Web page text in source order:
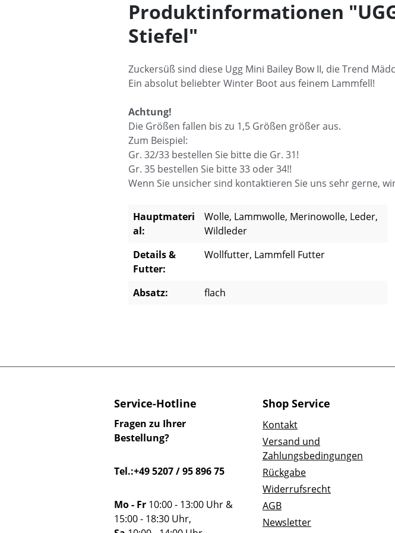
Produktinformationen
Stiefel"
Zuckersüß sind diese Ugg Mini Bailey Bow II, die Trend
Ein absolut beliebter Winter Boot aus feinem Lammfell!
Achtung!
Die Größen fallen bis zu 1,5 Größen größer aus.
Zum Beispiel:
Gr. 32/33 bestellen Sie bitte die Gr. 31!
Gr. 35 bestellen Sie bitte 33 oder 34!!
Wenn Sie unsicher sind kontaktieren Sie uns sehr gerne,
Hauptmateri
al:
Wolle, Lammwolle, Merinowolle, Leder,
Wildleder
Details &
Futter:
Wollfutter, Lammfell Futter
Absatz: flach
Service-Hotline
Fragen zu Ihrer
Bestellung?
Tel.:+49 5207 / 95 896 75
Mo - Fr 10:00 - 13:00 Uhr &
15:00 - 18:30 Uhr,
Shop Service
Kontakt
Versand und
Zahlungsbedingungen
Rückgabe
Widerrufsrecht
AGB
Newsletter